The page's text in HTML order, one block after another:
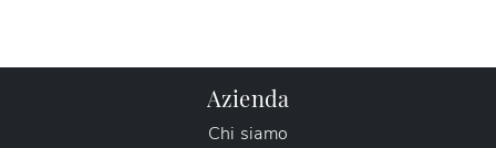
Azienda
Chi siamo